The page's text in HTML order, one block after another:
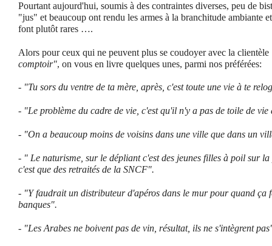
Pourtant aujourd'hui, soumis à des contraintes diverses, peu de
"jus" et beaucoup ont rendu les armes à la branchitude ambiante
font plutôt rares ….
Alors pour ceux qui ne peuvent plus se coudoyer avec la clientèle
comptoir", on vous en livre quelques unes, parmi nos préférées:
- "Tu sors du ventre de ta mère, après, c'est toute une vie à te
- "Le problème du cadre de vie, c'est qu'il n'y a pas de toile de
- "On a beaucoup moins de voisins dans une ville que dans un
- " Le naturisme, sur le dépliant c'est des jeunes filles à poil sur
c'est que des retraités de la SNCF".
- "Y faudrait un distributeur d'apéros dans le mur pour quand ça
banques".
- "Les Arabes ne boivent pas de vin, résultat, ils ne s'intègrent